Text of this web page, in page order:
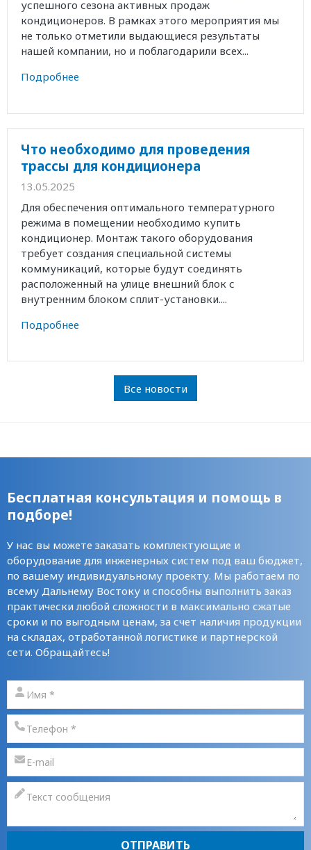
успешного сезона активных продаж
кондиционеров. В рамках этого мероприятия мы
не только отметили выдающиеся результаты
нашей компании, но и поблагодарили всех...
Подробнее
Что необходимо для проведения
трассы для кондиционера
13.05.2025
Для обеспечения оптимального температурного
режима в помещении необходимо купить
кондиционер. Монтаж такого оборудования
требует создания специальной системы
коммуникаций, которые будут соединять
расположенный на улице внешний блок с
внутренним блоком сплит-установки....
Подробнее
Все новости
Бесплатная консультация и помощь в
подборе!
У нас вы можете заказать комплектующие и
оборудование для инженерных систем под ваш бюджет,
по вашему индивидуальному проекту. Мы работаем по
всему Дальнему Востоку и способны выполнить заказ
практически любой сложности в максимально сжатые
сроки и по выгодным ценам, за счет наличия продукции
на складах, отработанной логистике и партнерской
сети. Обращайтесь!
ОТПРАВИТЬ